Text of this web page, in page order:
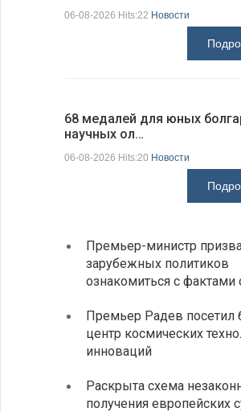
06-08-2026 Hits:22 Новости
68 медалей для юных
научных ол…
06-08-2026 Hits:20 Новости
Премьер-министр
зарубежных политиков
ознакомиться с фактами
Премьер Радев посетил
центр космических
инноваций
Раскрыта схема
получения европейских